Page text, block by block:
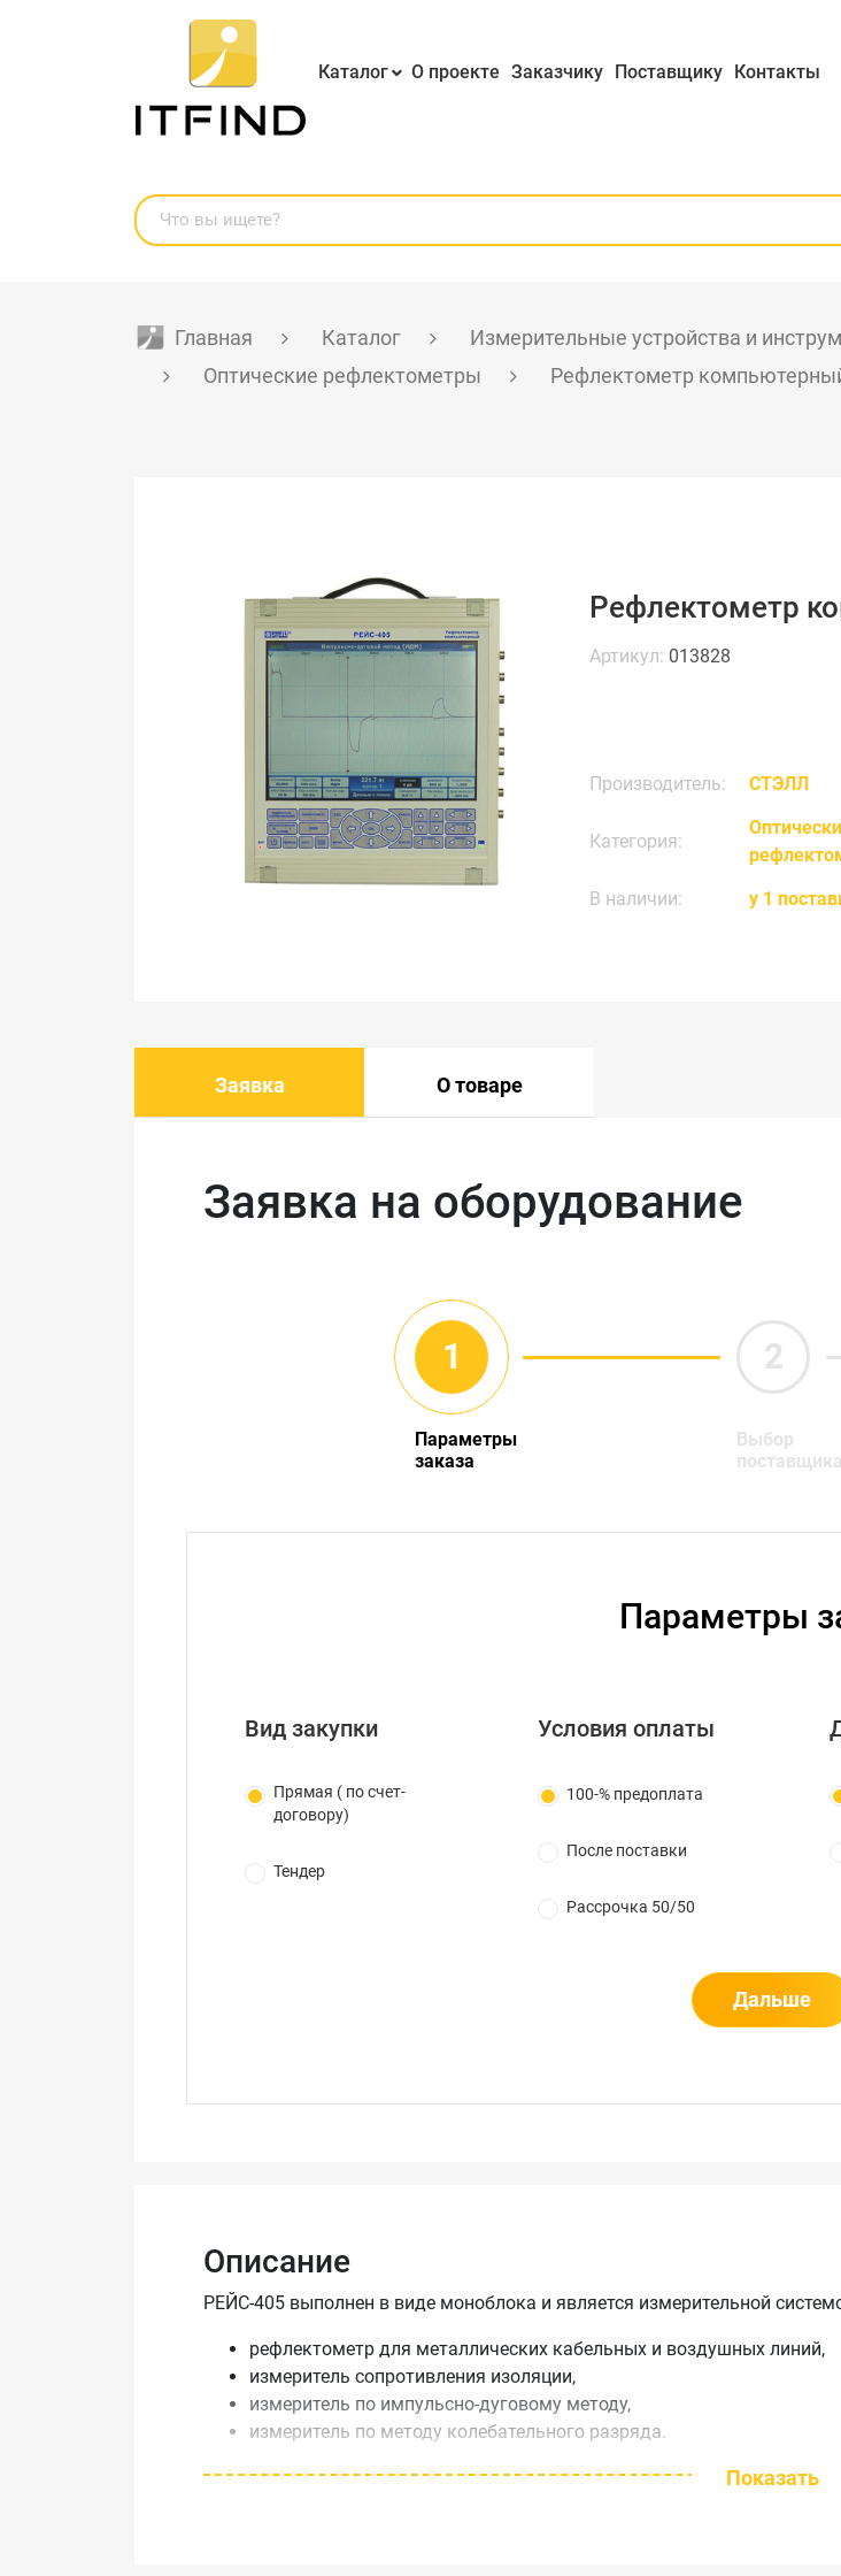
Каталог О проекте Заказчику Поставщику Контакты
Главная Каталог Измерительные устройства и
Оптические рефлектометры
Рефлектометр
Рефлектометр
Артикул: 013828
Производитель: СТЭЛЛ
Категория:
В наличии:
у 1
Заявка О товаре
Описание
РЕЙС-405 выполнен в виде моноблока и является измерительной
рефлектометр для металлических кабельных и воздушных линий,
измеритель сопротивления изоляции,
измеритель по импульсно-дуговому методу,
измеритель по методу колебательного разряда.
Рефлектометр РЕЙС-405 разработан на основе пожеланий Показать
Заявка на оборудование
Параметры
заказа
Выбор
поставщика
Параметры
Вид закупки
Прямая ( по счет-
договору)
Тендер
Условия оплаты
100-% предоплата
После поставки
Рассрочка 50/50
Дальше